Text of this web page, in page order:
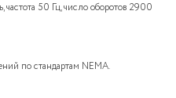
50 Гц, число оборотов 2900
по стандартам NEMA.